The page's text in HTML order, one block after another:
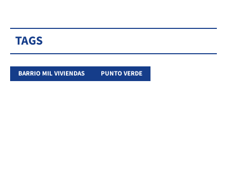
TAGS
BARRIO MIL VIVIENDAS PUNTO VERDE